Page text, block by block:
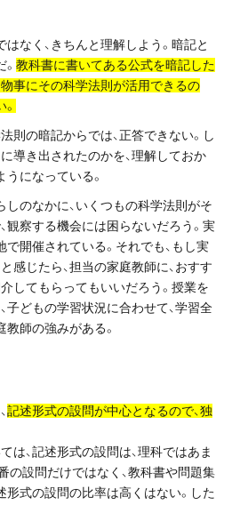
プロ教師が届ける
公式LINE＠
11-3967
21:30(定休:日曜・祝日)
合わせ・資料請求
はなく、きちんと理解しよう。暗記と
教科書に書いてある公式を暗記した
物事にその科学法則が活用できるの
法則の暗記からでは、正答できない。し
導き出されたのかを、理解しておか
うになっている。
しのなかに、いくつもの科学法則がそ
観察する機会には困らないだろう。実
で開催されている。それでも、もし実
感じたら、担当の家庭教師に、おすす
してもらってもいいだろう。授業を
子どもの学習状況に合わせて、学習全
教師の強みがある。
記述形式の設問が中心となるので、独
は、記述形式の設問は、理科ではあま
の設問だけではなく、教科書や問題集
形式の設問の比率は高くはない。した